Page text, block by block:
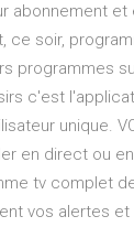
abonnement
ce soir,
programmes
c'est
unique.
en direct ou
tv complet
vos alertes